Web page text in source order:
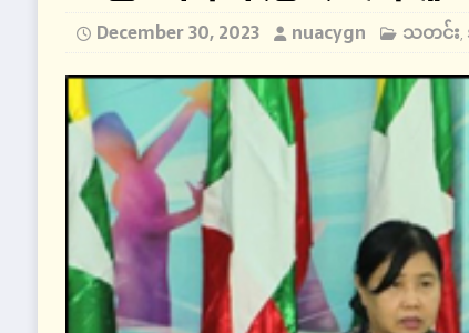
December 30, 2023 nuacygn သတင်း,